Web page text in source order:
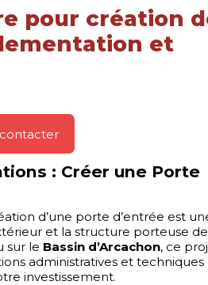
pour création
et
: Créer une Porte
d’une porte d’entrée est
et la structure porteuse de
sur le Bassin d’Arcachon, ce
administratives et techniques
investissement.